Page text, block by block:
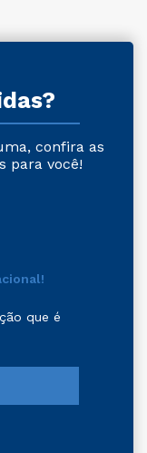
confira as
para você!
que é